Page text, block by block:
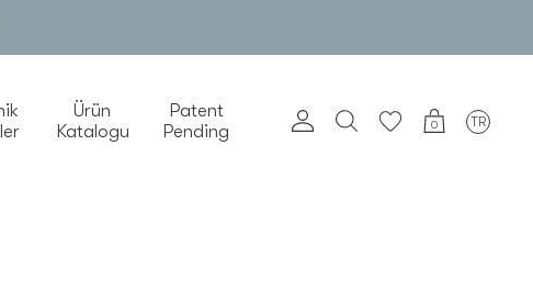
0 TR
Ürün
Katalogu
Patent
Pending